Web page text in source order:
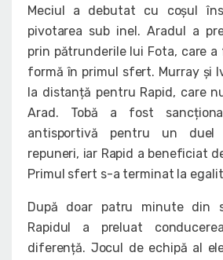
Meciul a debutat cu coșul
pivotarea sub inel. Aradul a
prin pătrunderile lui Fota, care
formă în primul sfert. Murray și
la distanță pentru Rapid, care
Arad. Tobă a fost
antisportivă pentru un
repuneri, iar Rapid a beneficiat
Primul sfert s-a terminat la
După doar patru minute din
Rapidul a preluat
diferență. Jocul de echipă al